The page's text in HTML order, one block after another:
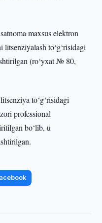
maxsus elektron
to‘g‘risidagi
(ro‘yxat № 80,
to‘g‘risidagi
professional
bo‘lib, u